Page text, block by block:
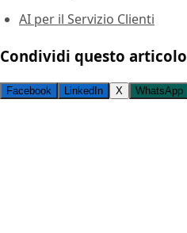
AI per il Servizio Clienti
Condividi questo articolo
Facebook LinkedIn X WhatsApp